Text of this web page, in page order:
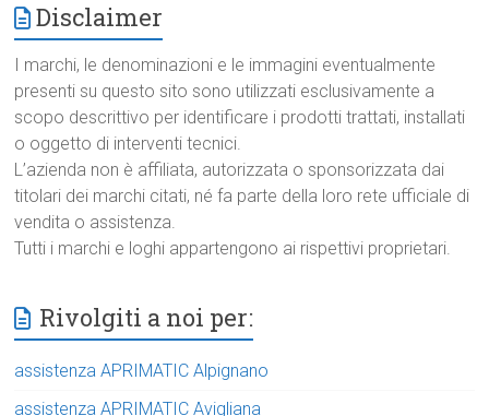
Disclaimer
I marchi, le denominazioni e le immagini eventualmente
presenti su questo sito sono utilizzati esclusivamente a
scopo descrittivo per identificare i prodotti trattati, installati
o oggetto di interventi tecnici.
L’azienda non è affiliata, autorizzata o sponsorizzata dai
titolari dei marchi citati, né fa parte della loro rete ufficiale di
vendita o assistenza.
Tutti i marchi e loghi appartengono ai rispettivi proprietari.
Rivolgiti a noi per:
assistenza APRIMATIC Alpignano
assistenza APRIMATIC Avigliana